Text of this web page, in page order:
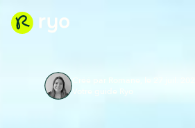
Créé par Romane, le 27 juil. 2026
Votre guide Ryo